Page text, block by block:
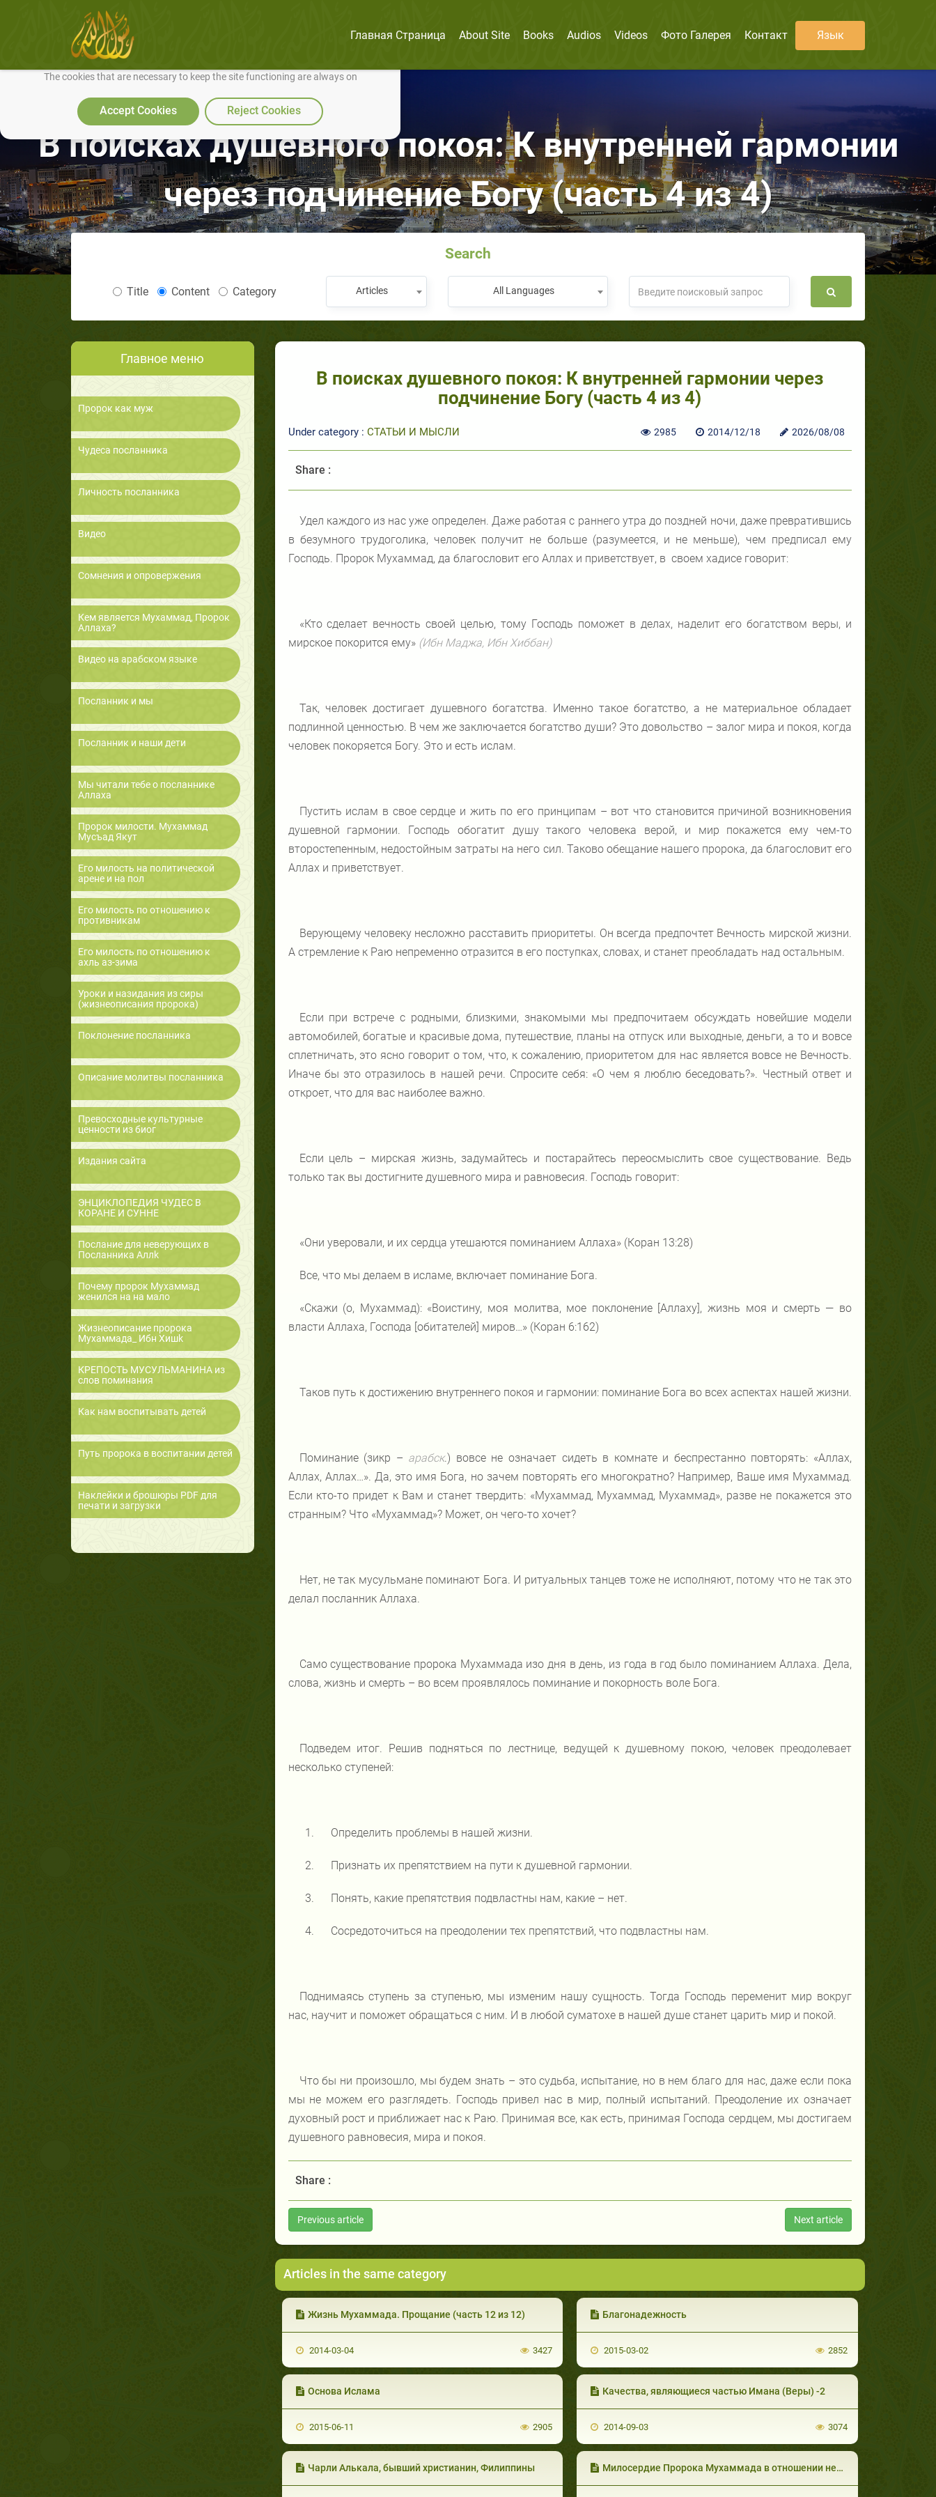
We use cookies to make our site work well for you and so we can continually improve it.
The cookies that are necessary to keep the site functioning are always on
Accept Cookies Reject Cookies
Главная Страница About Site Books Audios Videos Фото Галерея Контакт Язык
В поисках душевного покоя: К внутренней гармонии
через подчинение Богу (часть 4 из 4)
Search
Title Content Category Articles All Languages
Главное меню
Пророк как муж
Чудеса посланника
Личность посланника
Видео
Сомнения и опровержения
Кем является Мухаммад, Пророк
Аллаха?
Видео на арабском языке
Посланник и мы
Посланник и наши дети
Мы читали тебе о посланнике
Аллаха
Пророк милости. Мухаммад
Мусъад Якут
Его милость на политической
арене и на пол
Его милость по отношению к
противникам
Его милость по отношению к
ахль аз-зима
Уроки и назидания из сиры
(жизнеописания пророка)
Поклонение посланника
Описание молитвы посланника
Превосходные культурные
ценности из биог
Издания сайта
ЭНЦИКЛОПЕДИЯ ЧУДЕС В
КОРАНЕ И СУННЕ
Послание для неверующих в
Посланника Аллk
Почему пророк Мухаммад
женился на на мало
Жизнеописание пророка
Мухаммада_ Ибн Хишk
КРЕПОСТЬ МУСУЛЬМАНИНА из
слов поминания
Как нам воспитывать детей
Путь пророка в воспитании детей
Наклейки и брошюры PDF для
печати и загрузки
В поисках душевного покоя: К внутренней гармонии через
подчинение Богу (часть 4 из 4)
Under category : СТАТЬИ И МЫСЛИ 2985 2014/12/18 2026/08/08
Share :
Удел каждого из нас уже определен. Даже работая с раннего утра до поздней ночи, даже превратившись
в безумного трудоголика, человек получит не больше (разумеется, и не меньше), чем предписал ему
Господь. Пророк Мухаммад, да благословит его Аллах и приветствует, в своем хадисе говорит:
«Кто сделает вечность своей целью, тому Господь поможет в делах, наделит его богатством веры, и
мирское покорится ему» (Ибн Маджа, Ибн Хиббан)
Так, человек достигает душевного богатства. Именно такое богатство, а не материальное обладает
подлинной ценностью. В чем же заключается богатство души? Это довольство – залог мира и покоя, когда
человек покоряется Богу. Это и есть ислам.
Пустить ислам в свое сердце и жить по его принципам – вот что становится причиной возникновения
душевной гармонии. Господь обогатит душу такого человека верой, и мир покажется ему чем-то
второстепенным, недостойным затраты на него сил. Таково обещание нашего пророка, да благословит его
Аллах и приветствует.
Верующему человеку несложно расставить приоритеты. Он всегда предпочтет Вечность мирской жизни.
А стремление к Раю непременно отразится в его поступках, словах, и станет преобладать над остальным.
Если при встрече с родными, близкими, знакомыми мы предпочитаем обсуждать новейшие модели
автомобилей, богатые и красивые дома, путешествие, планы на отпуск или выходные, деньги, а то и вовсе
сплетничать, это ясно говорит о том, что, к сожалению, приоритетом для нас является вовсе не Вечность.
Иначе бы это отразилось в нашей речи. Спросите себя: «О чем я люблю беседовать?». Честный ответ и
откроет, что для вас наиболее важно.
Если цель – мирская жизнь, задумайтесь и постарайтесь переосмыслить свое существование. Ведь
только так вы достигните душевного мира и равновесия. Господь говорит:
«Они уверовали, и их сердца утешаются поминанием Аллаха» (Коран 13:28)
Все, что мы делаем в исламе, включает поминание Бога.
«Скажи (о, Мухаммад): «Воистину, моя молитва, мое поклонение [Аллаху], жизнь моя и смерть — во
власти Аллаха, Господа [обитателей] миров…» (Коран 6:162)
Таков путь к достижению внутреннего покоя и гармонии: поминание Бога во всех аспектах нашей жизни.
Поминание (зикр – арабск.) вовсе не означает сидеть в комнате и беспрестанно повторять: «Аллах,
Аллах, Аллах…». Да, это имя Бога, но зачем повторять его многократно? Например, Ваше имя Мухаммад.
Если кто-то придет к Вам и станет твердить: «Мухаммад, Мухаммад, Мухаммад», разве не покажется это
странным? Что «Мухаммад»? Может, он чего-то хочет?
Нет, не так мусульмане поминают Бога. И ритуальных танцев тоже не исполняют, потому что не так это
делал посланник Аллаха.
Само существование пророка Мухаммада изо дня в день, из года в год было поминанием Аллаха. Дела,
слова, жизнь и смерть – во всем проявлялось поминание и покорность воле Бога.
Подведем итог. Решив подняться по лестнице, ведущей к душевному покою, человек преодолевает
несколько ступеней:
1. Определить проблемы в нашей жизни.
2. Признать их препятствием на пути к душевной гармонии.
3. Понять, какие препятствия подвластны нам, какие – нет.
4. Сосредоточиться на преодолении тех препятствий, что подвластны нам.
Поднимаясь ступень за ступенью, мы изменим нашу сущность. Тогда Господь переменит мир вокруг
нас, научит и поможет обращаться с ним. И в любой суматохе в нашей душе станет царить мир и покой.
Что бы ни произошло, мы будем знать – это судьба, испытание, но в нем благо для нас, даже если пока
мы не можем его разглядеть. Господь привел нас в мир, полный испытаний. Преодоление их означает
духовный рост и приближает нас к Раю. Принимая все, как есть, принимая Господа сердцем, мы достигаем
душевного равновесия, мира и покоя.
Share :
Previous article Next article
Articles in the same category
Жизнь Мухаммада. Прощание (часть 12 из 12)
2014-03-04 3427
Благонадежность
2015-03-02 2852
Основа Ислама
2015-06-11 2905
Качества, являющиеся частью Имана (Веры) -2
2014-09-03 3074
Чарли Алькала, бывший христианин, Филиппины Милосердие Пророка Мухаммада в отношении немусульман. Часть 1 из 2